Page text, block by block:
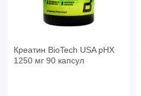
Креатин BioTech USA pHX
1250 мг 90 капсул